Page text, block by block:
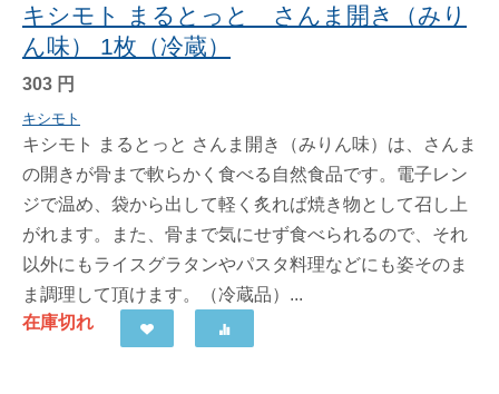
キシモト まるとっと さんま開き（みり
ん味） 1枚（冷蔵）
303 円
キシモト
キシモト まるとっと さんま開き（みりん味）は、さんま
の開きが骨まで軟らかく食べる自然食品です。電子レン
ジで温め、袋から出して軽く炙れば焼き物として召し上
がれます。また、骨まで気にせず食べられるので、それ
以外にもライスグラタンやパスタ料理などにも姿そのま
ま調理して頂けます。（冷蔵品）...
在庫切れ